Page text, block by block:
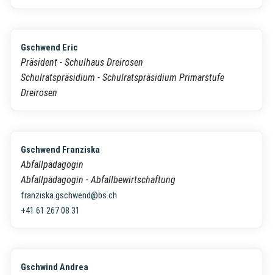
Gschwend Eric
Präsident - Schulhaus Dreirosen
Schulratspräsidium - Schulratspräsidium Primarstufe
Dreirosen
Gschwend Franziska
Abfallpädagogin
Abfallpädagogin - Abfallbewirtschaftung
franziska.gschwend@bs.ch
+41 61 267 08 31
Gschwind Andrea